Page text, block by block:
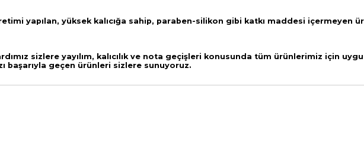
yapılan, yüksek kalıcığa sahip, paraben-silikon gibi katkı maddesi içermeyen
sizlere yayılım, kalıcılık ve nota geçişleri konusunda tüm ürünlerimiz için
başarıyla geçen ürünleri sizlere sunuyoruz.